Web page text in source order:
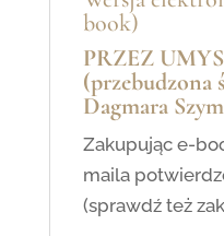
book)
PRZEZ
(przebudzona
Dagmara
Zakupując e-
maila
(sprawdź też